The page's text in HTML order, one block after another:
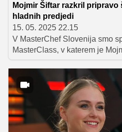
Mojmir Šiftar razkril
hladnih predjedi
15. 05. 2025 22.15
V MasterChef Slovenija smo
MasterClass, v katerem je
priprave hladnih predjedi.
tako v kuhanju kot v plejtingu.
drugi pa naleteli na izzive.